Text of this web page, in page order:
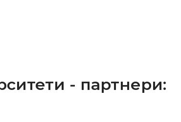
- партнери: